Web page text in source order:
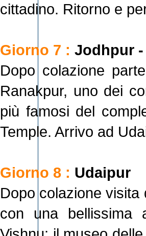
cittadino. Ritorno e
Giorno 7 : Jodhpur
Dopo colazione
Ranakpur, uno dei
più famosi del
Temple. Arrivo ad
Giorno 8 : Udaipur
Dopo colazione
con una bellissima